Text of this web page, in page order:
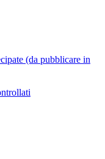
(da pubblicare in